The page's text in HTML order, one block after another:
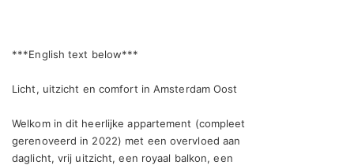
***English text below***
Licht, uitzicht en comfort in Amsterdam Oost
Welkom in dit heerlijke appartement (compleet
gerenoveerd in 2022) met een overvloed aan
daglicht, vrij uitzicht, een royaal balkon, een